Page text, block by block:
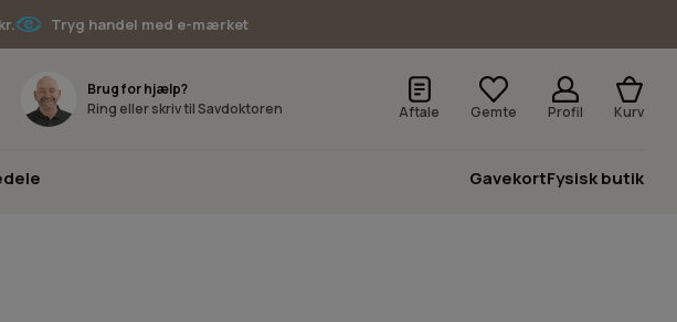
Tryg handel med e-mærket
Brug for hjælp?
Ring eller skriv til Savdoktoren
Aftale Gemte Profil Kurv
for Hjem og fritid GavekortFysisk butik